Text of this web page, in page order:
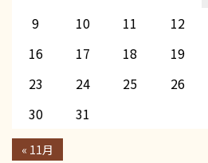
9
10 11 12
16
17 18 19
23
24 25 26
30
31
« 11月